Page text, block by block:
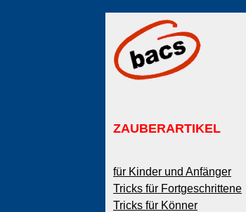
ZAUBERARTIKEL
für Kinder und Anfänger
Tricks für Fortgeschrittene
Tricks für Könner